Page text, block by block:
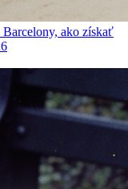
Barcelony, ako získať